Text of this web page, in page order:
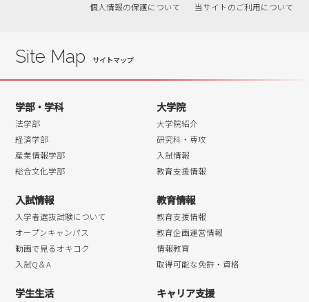
個人情報の保護について 当サイトのご利用について
Site Map
学部・学科
法学部
経済学部
産業情報学部
総合文化学部
大学院
大学院紹介
研究科・専攻
入試情報
教育支援情報
入試情報
入学者選抜試験について
オープンキャンパス
動画で見るオキコク
入試Q＆A
教育情報
教育支援情報
教育企画運営情報
情報教育
取得可能な免許・資格
学生生活 キャリア支援